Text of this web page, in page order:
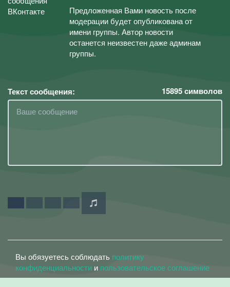
Предложенная Вами новость после
модерации будет опубликована от
имени группы. Автор новости
останется неизвестен даже админам
группы.
Текст сообщения: 15895символов
Вы обязуетесь соблюдать политику
конфиденциальности и пользовательское соглашение